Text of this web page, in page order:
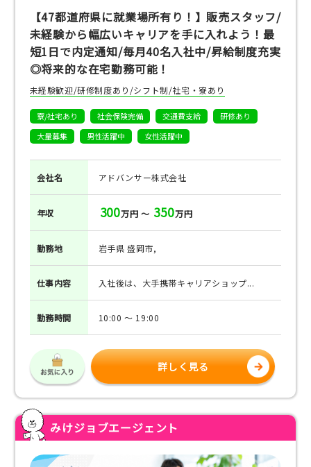
【47都道府県に就業場所有り！】販売スタッフ/
未経験から幅広いキャリアを手に入れよう！最
短1日で内定通知/毎月40名入社中/昇給制度充実
◎将来的な在宅勤務可能！
未経験歓迎/研修制度あり/シフト制/社宅・寮あり
寮/社宅あり 社会保険完備 交通費支給
研修あり
大量募集
男性活躍中 女性活躍中
会社名 アドバンサー株式会社
年収 300万円 ～ 350万円
勤務地 岩手県 盛岡市,
仕事内容 入社後は、大手携帯キャリアショップ...
勤務時間 10:00 ～ 19:00
詳しく見る
みけジョブエージェント